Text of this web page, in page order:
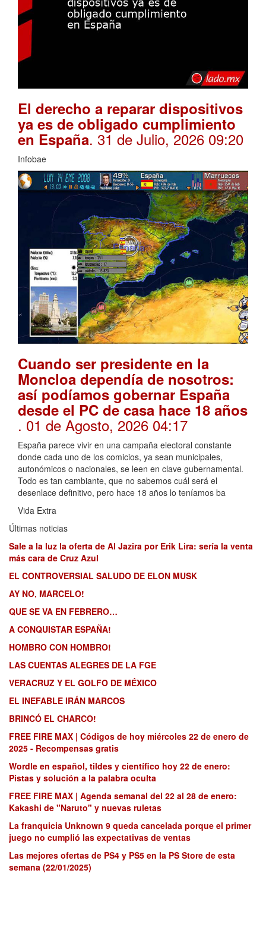
El derecho a reparar dispositivos
ya es de obligado cumplimiento
en España. 31 de Julio, 2026 09:20
Infobae
Cuando ser presidente en la
Moncloa dependía de nosotros:
así podíamos gobernar España
desde el PC de casa hace 18 años
. 01 de Agosto, 2026 04:17
España parece vivir en una campaña electoral constante
donde cada uno de los comicios, ya sean municipales,
autonómicos o nacionales, se leen en clave gubernamental.
Todo es tan cambiante, que no sabemos cuál será el
desenlace definitivo, pero hace 18 años lo teníamos ba
Vida Extra
Últimas noticias
Sale a la luz la oferta de Al Jazira por Erik Lira: sería la venta
más cara de Cruz Azul
EL CONTROVERSIAL SALUDO DE ELON MUSK
AY NO, MARCELO!
QUE SE VA EN FEBRERO…
A CONQUISTAR ESPAÑA!
HOMBRO CON HOMBRO!
LAS CUENTAS ALEGRES DE LA FGE
VERACRUZ Y EL GOLFO DE MÉXICO
EL INEFABLE IRÁN MARCOS
BRINCÓ EL CHARCO!
FREE FIRE MAX | Códigos de hoy miércoles 22 de enero de
2025 - Recompensas gratis
Wordle en español, tildes y científico hoy 22 de enero:
Pistas y solución a la palabra oculta
FREE FIRE MAX | Agenda semanal del 22 al 28 de enero:
Kakashi de "Naruto" y nuevas ruletas
La franquicia Unknown 9 queda cancelada porque el primer
juego no cumplió las expectativas de ventas
Las mejores ofertas de PS4 y PS5 en la PS Store de esta
semana (22/01/2025)